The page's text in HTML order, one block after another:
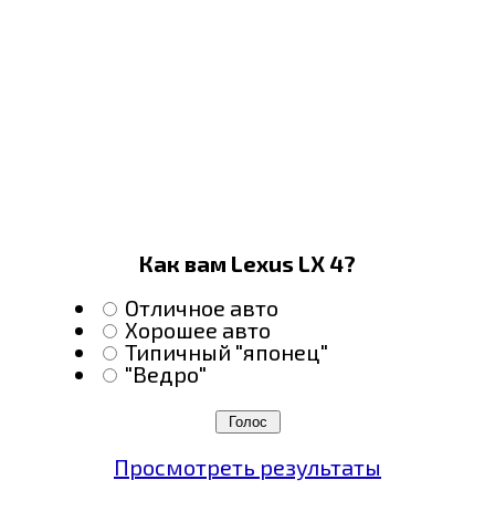
Как вам Lexus LX 4?
Отличное авто
Хорошее авто
Типичный "японец"
"Ведро"
Просмотреть результаты